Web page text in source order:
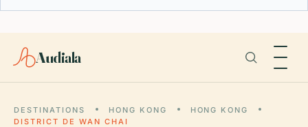
Audiala
DESTINATIONS HONG KONG
HONG KONG
DISTRICT DE WAN CHAI